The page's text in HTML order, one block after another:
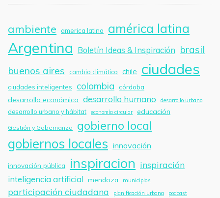
ambiente america latina américa latina
Argentina Boletín Ideas & Inspiración brasil
buenos aires
cambio climático chile ciudades
ciudades inteligentes colombia córdoba
desarrollo económico desarrollo humano desarrollo urbano
desarrollo urbano y hábitat economía circular educación
Gestión y Gobernanza gobierno local
gobiernos locales innovación
innovación pública inspiracion inspiración
inteligencia artificial mendoza municipios
participación ciudadana planificación urbana podcast